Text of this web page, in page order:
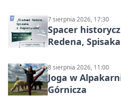
7 sierpnia 2026, 17:30
Spacer
Redena,
8 sierpnia 2026, 11:00
Joga w
Górnicza